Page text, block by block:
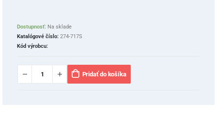
Dostupnosť: Na sklade
Katalógové číslo: 274-717S
Kód výrobcu:
Pridať do košíka